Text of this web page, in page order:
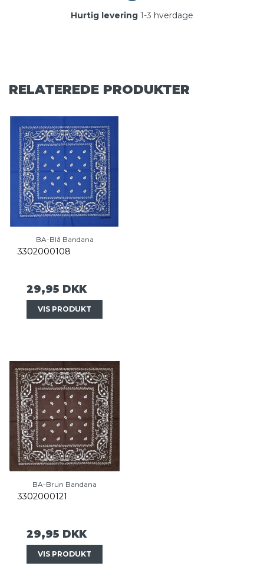
Hurtig levering 1-3 hverdage
RELATEREDE PRODUKTER
BA-Blå Bandana
3302000108
29,95 DKK
VIS PRODUKT
BA-Brun Bandana
3302000121
29,95 DKK
VIS PRODUKT